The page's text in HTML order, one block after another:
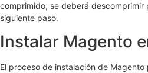
comprimido, se deberá descomprimir
siguiente paso.
Instalar Magento
El proceso de instalación de Magento